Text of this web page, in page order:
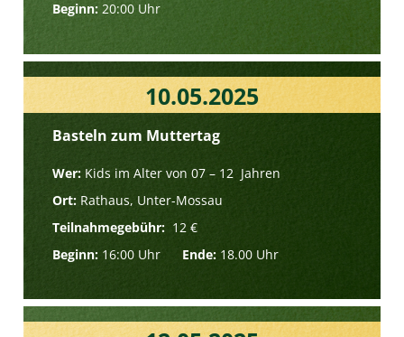
Beginn:20:00 Uhr
10.05.2025
Basteln zum Muttertag
Wer: Kids im Alter von 07 – 12 Jahren
Ort: Rathaus, Unter-Mossau
Teilnahmegebühr: 12 €
Beginn: 16:00 Uhr Ende: 18.00 Uhr